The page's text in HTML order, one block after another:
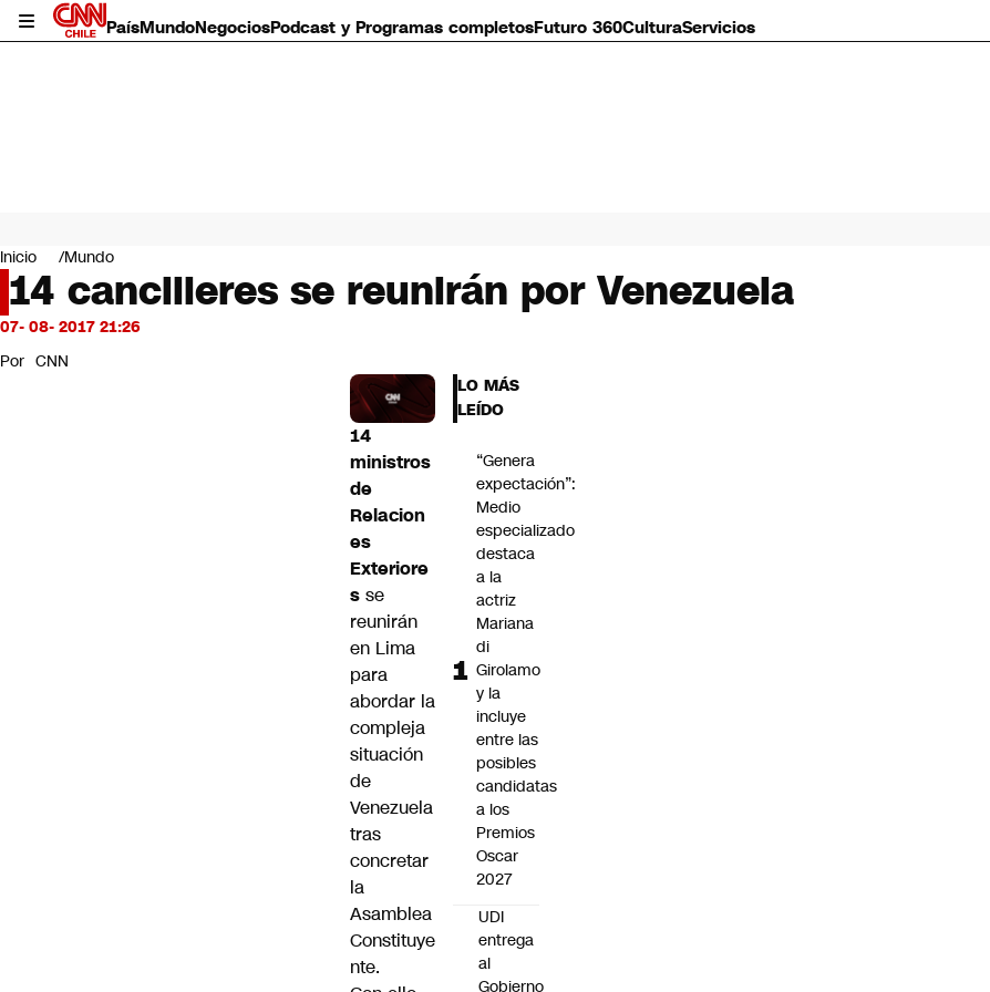
PaísMundoNegociosPodcast y Programas completosFuturo 360CulturaServicios
Mundo
Negocios
Deportes
Programas completos
Servicios
Inicio Mundo
14 cancilleres se reunirán por Venezuela
07- 08- 2017 21:26
Por CNN
14
ministros
de
Relacion
es
Exteriore
s se
reunirán
en Lima
para
abordar la
compleja
situación
de
Venezuela
tras
concretar
la
Asamblea
Constituye
nte.
LO MÁS
LEÍDO
“Genera
expectación”:
Medio
especializado
destaca
a la
actriz
Mariana
di
Girolamo
y la
incluye
entre las
posibles
candidatas
a los
Premios
Oscar
2027
UDI
entrega
al
Gobierno